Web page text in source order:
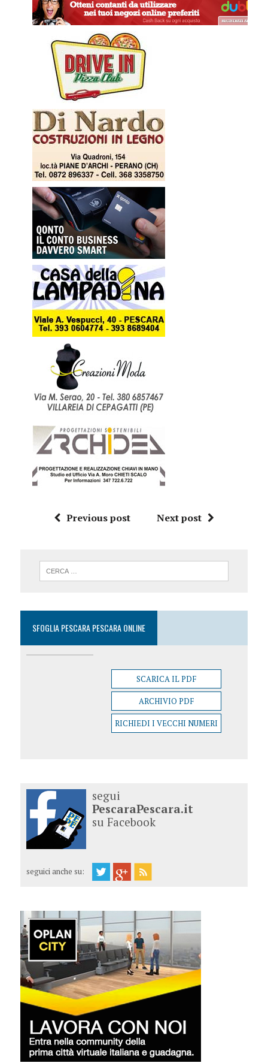
Previous post Next post
SFOGLIA PESCARA PESCARA ONLINE
SCARICA IL PDF
ARCHIVIO PDF
RICHIEDI I VECCHI NUMERI
segui
PescaraPescara.it
su Facebook
seguici anche su: